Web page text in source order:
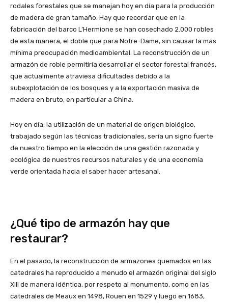
rodales forestales que se manejan hoy en día para la producción
de madera de gran tamaño. Hay que recordar que en la
fabricación del barco L’Hermione se han cosechado 2.000 robles
de esta manera, el doble que para Notre-Dame, sin causar la más
mínima preocupación medioambiental. La reconstrucción de un
armazón de roble permitiría desarrollar el sector forestal francés,
que actualmente atraviesa dificultades debido a la
subexplotación de los bosques y a la exportación masiva de
madera en bruto, en particular a China.
Hoy en día, la utilización de un material de origen biológico,
trabajado según las técnicas tradicionales, sería un signo fuerte
de nuestro tiempo en la elección de una gestión razonada y
ecológica de nuestros recursos naturales y de una economía
verde orientada hacia el saber hacer artesanal.
¿Qué tipo de armazón hay que
restaurar?
En el pasado, la reconstrucción de armazones quemados en las
catedrales ha reproducido a menudo el armazón original del siglo
XIII de manera idéntica, por respeto al monumento, como en las
catedrales de Meaux en 1498, Rouen en 1529 y luego en 1683,